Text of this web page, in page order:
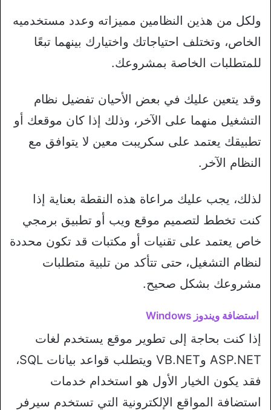
ولكل من هذين النظامين مميزاته وعدد مستخدميه
الخاص، وتختلف احتياجاتك واختيارك بينهما تبعًا
للمتطلبات الخاصة بمشروعك.
وقد يتعين عليك في بعض الأحيان تفضيل نظام
التشغيل منهما على الآخر، وذلك إذا كان موقعك أو
تطبيقك يعتمد على سكريبت معين لا يتوافق مع
النظام الآخر.
لذلك، يجب عليك مراعاة هذه النقطة بعناية إذا
كنت تخطط لتصميم موقع ويب أو تطبيق برمجي
خاص يعتمد على تقنيات أو مكتبات قد تكون محددة
لنظام التشغيل، حتى تتأكد من تلبية متطلبات
مشروعك بشكل صحيح.
استضافة ويندوز Windows
إذا كنت بحاجة إلى تطوير موقع يستخدم لغات
ASP.NET وVB.NET ويتطلب قواعد بيانات SQL،
فقد يكون الخيار الأول هو استخدام خدمات
استضافة المواقع الإلكترونية التي تستخدم سيرفر